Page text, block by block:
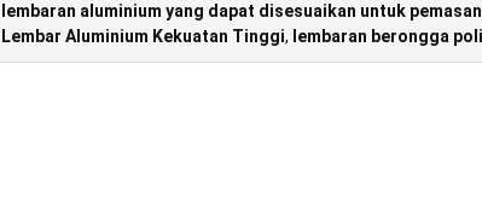
lembaran aluminium yang dapat disesuaikan untuk
Lembar Aluminium Kekuatan Tinggi, lembaran berongga